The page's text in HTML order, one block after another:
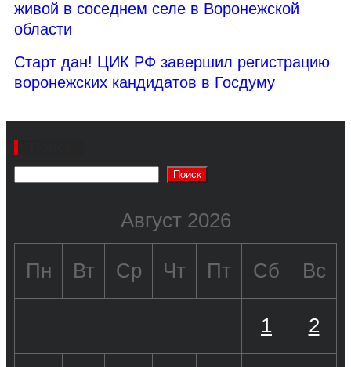
живой в соседнем селе в Воронежской
области
Старт дан! ЦИК РФ завершил регистрацию
воронежских кандидатов в Госдуму
Поиск
Август 2026
Пн Вт Ср Чт Пт Сб Вс
1 2